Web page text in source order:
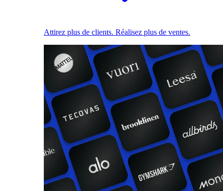
Attirez plus de clients. Réalisez plus de ventes.